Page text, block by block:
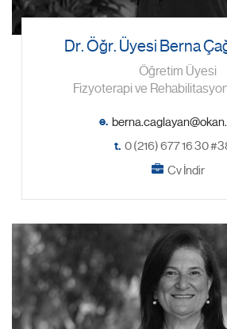
Dr. Öğr. Üyesi Berna
Öğretim Üyesi
Fizyoterapi ve
e.
t. 0 (216) 677 16 30
Cv İndir